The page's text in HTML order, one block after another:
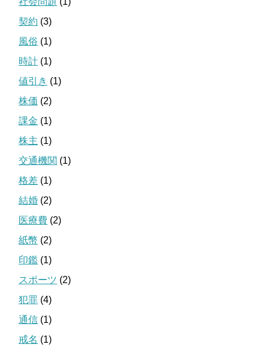
契約 (3)
風俗 (1)
時計 (1)
値引き (1)
株価 (2)
課金 (1)
株主 (1)
交通機関 (1)
格差 (1)
結婚 (2)
医療費 (2)
紙幣 (2)
印鑑 (1)
スポーツ (2)
犯罪 (4)
通信 (1)
戒名 (1)